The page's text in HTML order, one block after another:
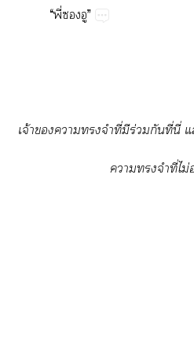
“​ี่​​”
จ้​​​​​ี่​​ร่​​ี่​ี่
​​​ี่​ไม่​